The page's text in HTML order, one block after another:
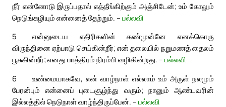
நீர் என்னோடு இருப்பதால் எத்தீங்கிற்கும் அஞ்சிடேன்; உம் கோலும்
நெடுங்கழியும் என்னைத் தேற்றும். – பல்லவி
5
என்னுடைய எதிரிகளின் கண்முன்னே எனக்கொரு
விருந்தினை ஏற்பாடு செய்கின்றீர்; என் தலையில் நறுமணத் தைலம்
பூசுகின்றீர்; எனது பாத்திரம் நிரம்பி வழிகின்றது. – பல்லவி
6
உண்மையாகவே, என் வாழ்நாள் எல்லாம் உம் அருள் நலமும்
பேரன்பும் என்னைப் புடைசூழ்ந்து வரும்; நானும் ஆண்டவரின்
இல்லத்தில் நெடுநாள் வாழ்ந்திருப்பேன். – பல்லவி